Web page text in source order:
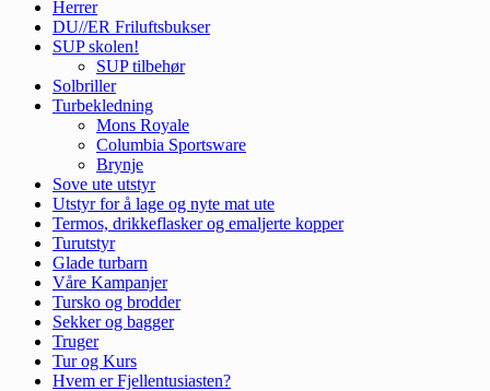
Herrer
DU//ER Friluftsbukser
SUP skolen!
SUP tilbehør
Solbriller
Turbekledning
Mons Royale
Columbia Sportsware
Brynje
Sove ute utstyr
Utstyr for å lage og nyte mat ute
Termos, drikkeflasker og emaljerte kopper
Turutstyr
Glade turbarn
Våre Kampanjer
Tursko og brodder
Sekker og bagger
Truger
Tur og Kurs
Hvem er Fjellentusiasten?